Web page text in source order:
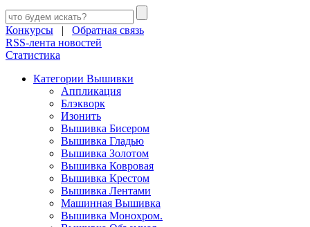
Конкурсы | Обратная связь
RSS-лента новостей
Статистика
Категории Вышивки
Аппликация
Блэкворк
Изонить
Вышивка Бисером
Вышивка Гладью
Вышивка Золотом
Вышивка Ковровая
Вышивка Крестом
Вышивка Лентами
Машинная Вышивка
Вышивка Монохром.